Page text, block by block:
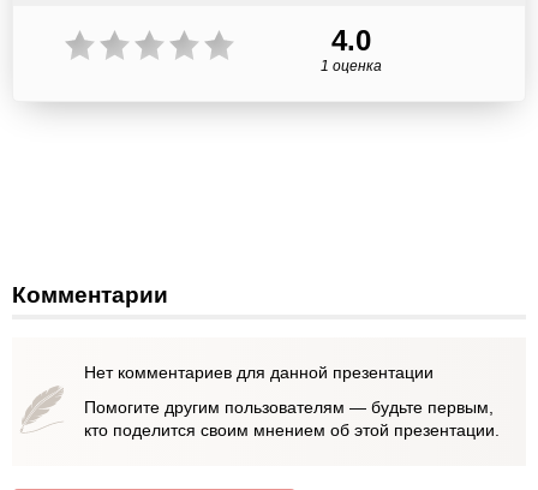
4.0
1 оценка
Комментарии
Нет комментариев для данной презентации
Помогите другим пользователям — будьте первым,
кто поделится своим мнением об этой презентации.